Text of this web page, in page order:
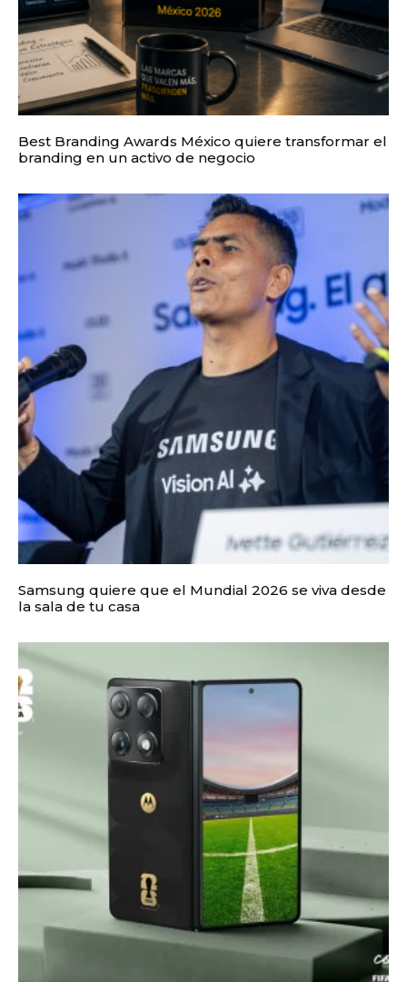
Best Branding Awards México quiere transformar el
branding en un activo de negocio
Samsung quiere que el Mundial 2026 se viva desde
la sala de tu casa